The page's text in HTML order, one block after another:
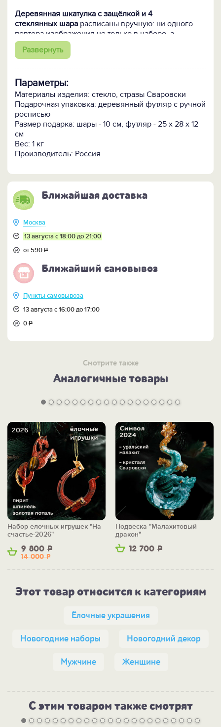
Деревянная шкатулка с защёлкой и 4
стеклянных шара расписаны вручную: ни одного
повтора изображения не только в наборе, а
вообще. Эмоции и вдохновение, оставленные
художником, неповторимы! Красоту авторских
замысла, придающего изображениям на
шарах сказочное очарование и реалистичную
живость.
ВНИМАНИЕ! Шары можно также приобрести по 1 шт.
или в наборе из 2-х штук (подберем разные
шары как в новогодней, так и профессиональной
тематике).
ПОСМОТРИТЕ ЕЩЕ:
-Все елочные шары и украшения >>
-Все подарки с новогодней символикой >>
Развернуть
Параметры:
Материалы изделия: стекло, стразы Сваровски
Подарочная упаковка: деревянный футляр с ручной
росписью
Размер подарка: шары - 10 см, футляр - 25 х 28 х 12
см
Вес: 1 кг
Производитель: Россия
Ближайшая доставка
Москва
13 августа с 18:00 до 21:00
от 590Р
Ближайший самовывоз
Пункты самовывоза
13 августа с 16:00 до 17:00
0Р
Смотрите также
Аналогичные товары
9 800 Р
14 000Р
Набор елочных игрушек "На
счастье-2026"
12 700 Р
Подвеска "Малахитовый
дракон"
Этот товар относится к категориям
Ёлочные украшения
Новогодние наборы Новогодний декор
Мужчине Женщине
С этим товаром также смотрят